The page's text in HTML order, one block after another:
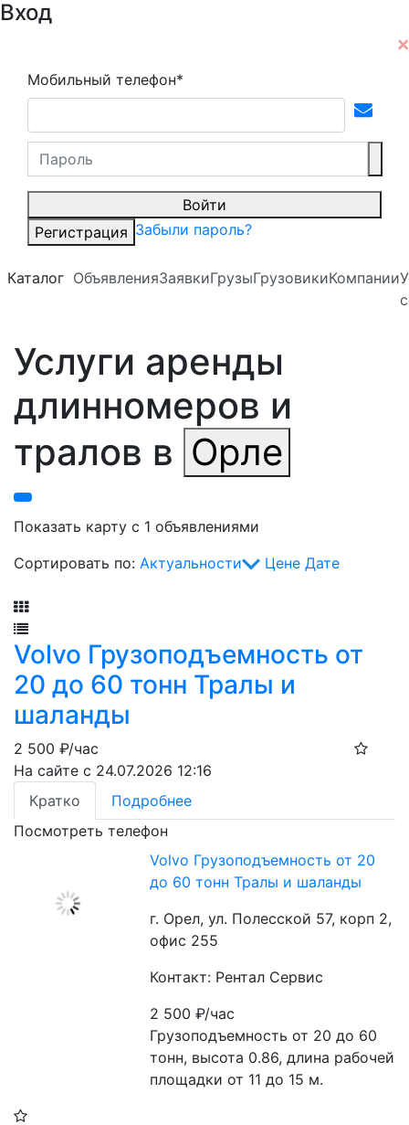
Вход
Мобильный телефон*
Войти
Регистрация Забыли пароль?
Каталог ОбъявленияЗаявкиГрузыГрузовикиКомпании
Услуги аренды
длинномеров и
тралов в Орле
Показать карту с 1 объявлениями
Сортировать по: Актуальности Цене Дате
Volvo Грузоподъемность от
20 до 60 тонн Тралы и
шаланды
2 500 ₽/час
На сайте с 24.07.2026 12:16
Кратко
Подробнее
Посмотреть телефон
Volvo Грузоподъемность от 20
до 60 тонн Тралы и шаланды
г. Орел, ул. Полесской 57, корп 2,
офис 255
Контакт: Рентал Сервис
2 500₽/час
Грузоподъемность от 20 до 60
тонн, высота 0.86, длина рабочей
площадки от 11 до 15 м.